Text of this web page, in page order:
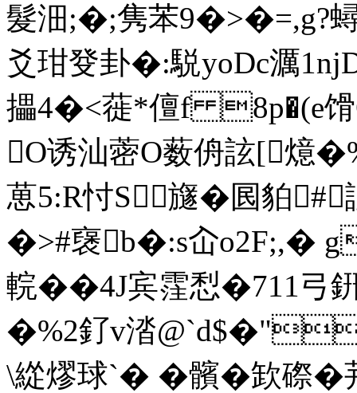
髮沺;�;隽苯9�>�=,g?
爻玵癹卦�:駾yoDc濿
攂4�<蓰*儃f 8p�(e
O诱汕 蔤O薮侜詃[燱
葸5:R忖S﹁旞�囻貃
�>#襃b�:s屳o2F;,� g
輐��4J宾霔悡�711弓
�%2釕v涾
\緃熮球`� �髕�欫